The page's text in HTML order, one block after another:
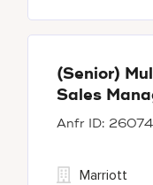
(Senior)
Sales
Marriott